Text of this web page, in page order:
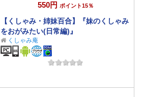
550円 ポイント15％
【くしゃみ・姉妹百合】『妹のくしゃみ
をおがみたい(日常編)』
くしゃみ庵